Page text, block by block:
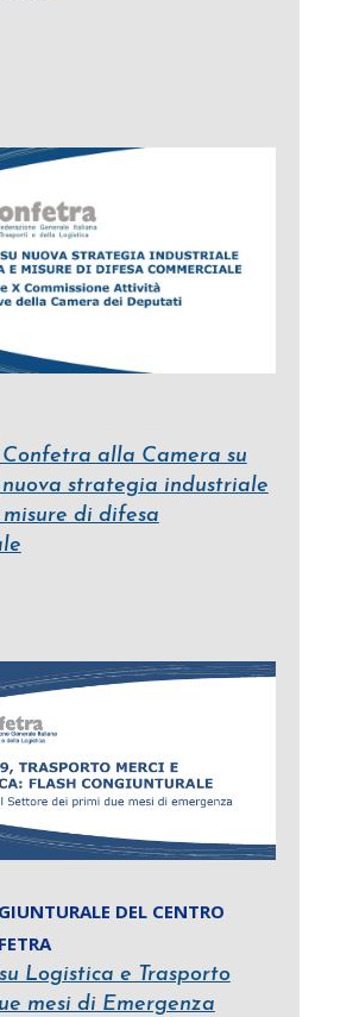
alla Camera su
strategia industriale
di difesa
DEL CENTRO
Logistica e Trasporto
mesi di Emergenza